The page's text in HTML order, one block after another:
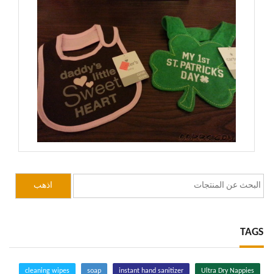
TAGS
Ultra Dry Nappies
instant hand sanitizer
soap
cleaning wipes